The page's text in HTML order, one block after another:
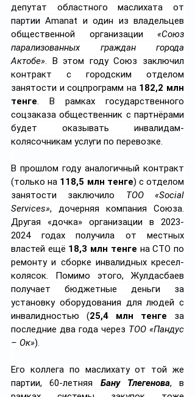
партии Amanat и один из владельцев
общественной организации «Союз
парализованных граждан города
Актобе». В этом году Cоюз заключил
контракт с городским отделом
занятости и соцпрограмм на 182,2 млн
тенге. В рамках государственного
соцзаказа общественник с партнёрами
будет оказывать инвалидам-
колясочникам услуги по перевозке.
В прошлом году аналогичный контракт
(только на 118,5 млн тенге) с отделом
занятости заключило ТОО «Social
Services», дочерняя компания Cоюза.
Другая «дочка» организации в 2023-
2024 годах получила от местных
властей ещё 18,3 млн тенге на СТО по
ремонту и сборке инвалидных кресел-
колясок. Помимо этого, Жулдасбаев
получает бюджетные деньги за
установку оборудования для людей с
инвалидностью (25,4 млн тенге за
последние два года через ТОО «Пандус
– Ок»).
партии, 60-летняя Бану Тлегенова, в